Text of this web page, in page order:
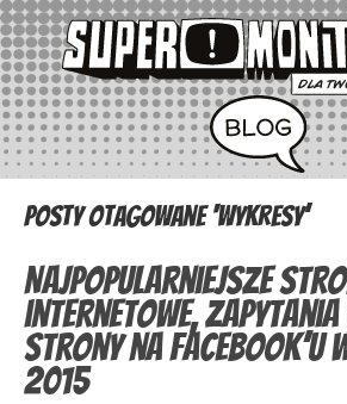
Posty otagowane ‘wykresy’
Najpopularniejsze
internetowe, zapytania
strony na Facebook’u
2015